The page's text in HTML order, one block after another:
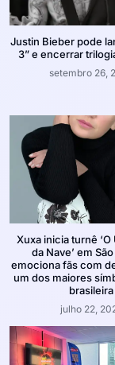
Justin Bieber pode
3” e encerrar
setembro 26,
Xuxa inicia turnê ‘O
da Nave’ em
emociona fãs com
um dos maiores
brasileira
julho 22,